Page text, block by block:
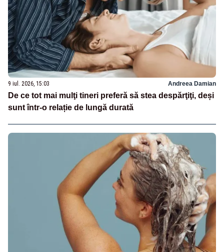
9 iul. 2026, 15:03 Andreea Damian
De ce tot mai mulţi tineri preferă să stea despărţiţi, deși
sunt într-o relație de lungă durată